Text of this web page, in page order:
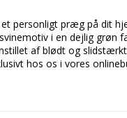
to list of
personligt præg på dit
i en dejlig grøn
af blødt og
hos os i vores